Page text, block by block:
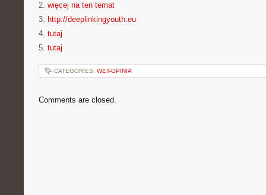
2. więcej na ten temat
3. http://deeplinkingyouth.eu
4. tutaj
5. tutaj
CATEGORIES: WET-OPINIA
Comments are closed.